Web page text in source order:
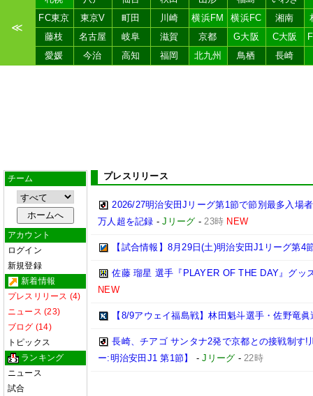
≪
FC東京
東京V 町田 川崎 横浜FM 横浜FC 湘南
藤枝
名古屋 岐阜 滋賀 京都 G大阪 C大阪
愛媛
今治 高知 福岡 北九州 鳥栖 長崎
チーム
アカウント
ログイン
新規登録
新着情報
プレスリリース (4)
ニュース (23)
ブログ (14)
トピックス
ランキング
ニュース
試合
プレスリリース
2026/27明治安田Jリーグ第1節で節別最多入場
万人超を記録 -Jリーグ -23時 NEW
【試合情報】8月29日(土)明治安田J1リーグ第4
佐藤 瑠星 選手『PLAYER OF THE DAY』グッ
NEW
【8/9アウェイ福島戦】林田魁斗選手・佐野竜
長崎、チアゴ サンタナ2発で京都との接戦制す
ー:明治安田J1 第1節】
-Jリーグ -22時